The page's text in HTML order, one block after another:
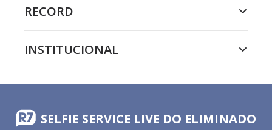
RECORD
INSTITUCIONAL
SELFIE SERVICE LIVE DO ELIMINADO